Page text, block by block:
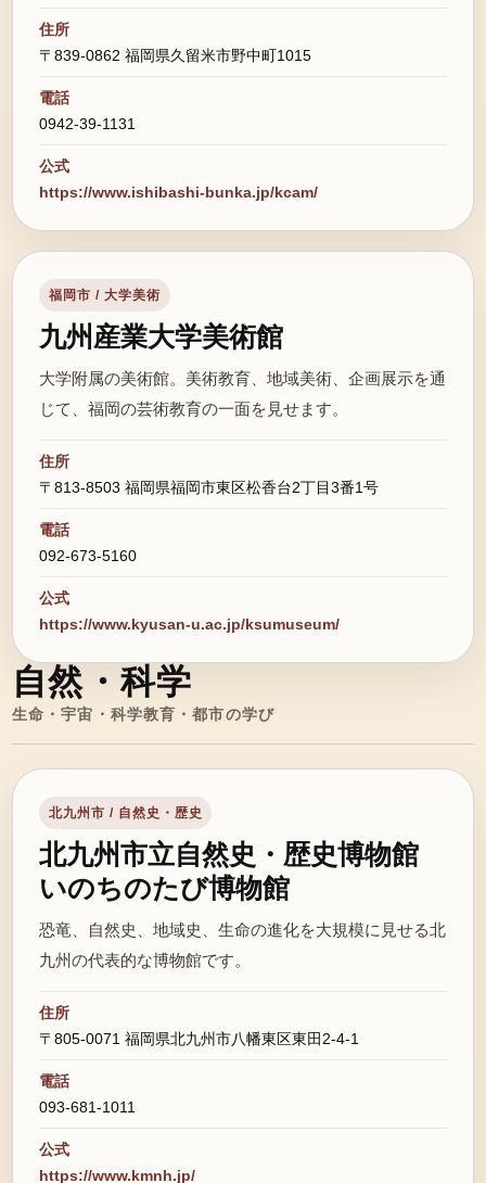
住所
〒839-0862 福岡県久留米市野中町1015
電話
0942-39-1131
公式
https://www.ishibashi-bunka.jp/kcam/
福岡市 / 大学美術
九州産業大学美術館
大学附属の美術館。美術教育、地域美術、企画展示を通
じて、福岡の芸術教育の一面を見せます。
住所
〒813-8503 福岡県福岡市東区松香台2丁目3番1号
電話
092-673-5160
公式
https://www.kyusan-u.ac.jp/ksumuseum/
自然・科学
生命・宇宙・科学教育・都市の学び
北九州市 / 自然史・歴史
北九州市立自然史・歴史博物館
いのちのたび博物館
恐竜、自然史、地域史、生命の進化を大規模に見せる北
九州の代表的な博物館です。
住所
〒805-0071 福岡県北九州市八幡東区東田2-4-1
電話
093-681-1011
公式
https://www.kmnh.jp/